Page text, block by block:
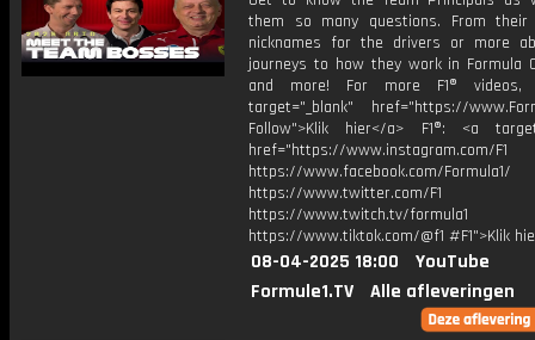
them so many questions. From their
nicknames for the drivers or more
journeys to how they work in Formula
and more! For more F1®
target="_blank" href="https://
Follow">Klik hier</a> F1®: <a
href="https://www.instagram.com/F1
https://www.facebook.com/Formula1/
https://www.twitter.com/F1
https://www.twitch.tv/formula1
https://www.tiktok.com/@f1 #F1">Klik
08-04-2025 18:00
YouTube
Formule1.TV
Alle afleveringen